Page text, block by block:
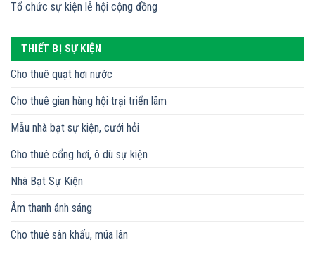
Tổ chức sự kiện lễ hội cộng đồng
THIẾT BỊ SỰ KIỆN
Cho thuê quạt hơi nước
Cho thuê gian hàng hội trại triển lãm
Mẫu nhà bạt sự kiện, cưới hỏi
Cho thuê cổng hơi, ô dù sự kiện
Nhà Bạt Sự Kiện
Âm thanh ánh sáng
Cho thuê sân khấu, múa lân